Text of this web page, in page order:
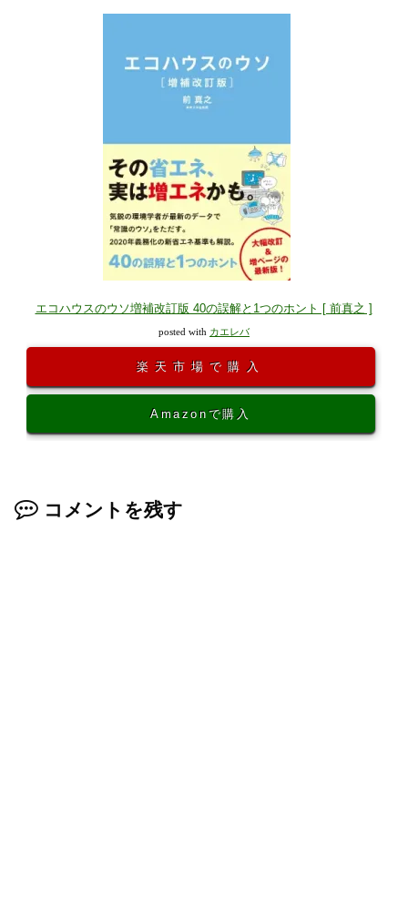
エコハウスのウソ増補改訂版 40の誤解と1つのホント [ 前真之 ]
posted with カエレバ
楽天市場で購入
Amazonで購入
コメントを残す